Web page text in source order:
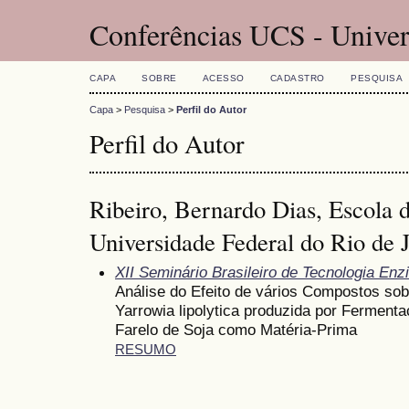
Conferências UCS -
CAPA SOBRE ACESSO CADASTRO PESQUISA
Capa > Pesquisa > Perfil do Autor
Perfil do Autor
Ribeiro, Bernardo Dias, Escola
Universidade Federal do Rio de
XII Seminário Brasileiro de Tecnologia
Análise do Efeito de vários Compostos
Yarrowia lipolytica produzida por
Farelo de Soja como Matéria-Prima
RESUMO